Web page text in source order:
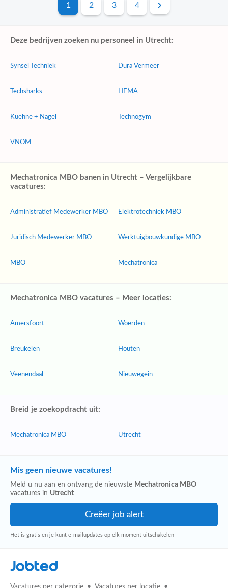
1 2 3 4
Deze bedrijven zoeken nu personeel in Utrecht:
Synsel Techniek
Techsharks
Kuehne + Nagel
VNOM
Dura Vermeer
HEMA
Technogym
Mechatronica MBO banen in Utrecht – Vergelijkbare
vacatures:
Administratief Medewerker MBO
Juridisch Medewerker MBO
MBO
Elektrotechniek MBO
Werktuigbouwkundige MBO
Mechatronica
Mechatronica MBO vacatures – Meer locaties:
Amersfoort
Breukelen
Veenendaal
Woerden
Houten
Nieuwegein
Breid je zoekopdracht uit:
Mechatronica MBO Utrecht
Mis geen nieuwe vacatures!
Meld u nu aan en ontvang de nieuwste Mechatronica MBO
vacatures in Utrecht
Het is gratis en je kunt e-mailupdates op elk moment uitschakelen
Jobted